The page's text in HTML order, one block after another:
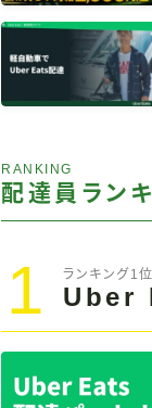
RANKING
配達員ラン
1 ランキング1位
Uber